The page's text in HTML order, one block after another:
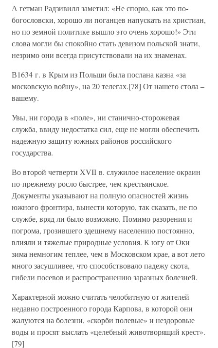
А гетман Радзивилл заметил: «Не спорю, как это по-
богословски, хорошо ли поганцев напускать на христиан,
но по земной политике вышло это очень хорошо!» Эти
слова могли бы спокойно стать девизом польской знати,
незримо они всегда присутствовали на их знаменах.
В1634 г. в Крым из Польши была послана казна «за
московскую войну», на 20 телегах.[78] От нашего стола –
вашему.
Увы, ни города в «поле», ни станично-сторожевая
служба, ввиду недостатка сил, еще не могли обеспечить
надежную защиту южных районов российского
государства.
Во второй четверти XVII в. служилое население окраин
по-прежнему росло быстрее, чем крестьянское.
Документы указывают на полную опасностей жизнь
южного фронтира, вынести которую, так сказать, не по
службе, вряд ли было возможно. Помимо разорения и
погрома, грозившего здешнему населению постоянно,
влияли и тяжелые природные условия. К югу от Оки
зима немногим теплее, чем в Московском крае, а вот лето
много засушливее, что способствовало падежу скота,
гибели посевов и распространению заразных болезней.
Характерной можно считать челобитную от жителей
недавно построенного города Карпова, в которой они
жалуются на болезни, «скорби полевые» и нездоровые
воды и просят выслать «целебный животворящий крест».
[79]